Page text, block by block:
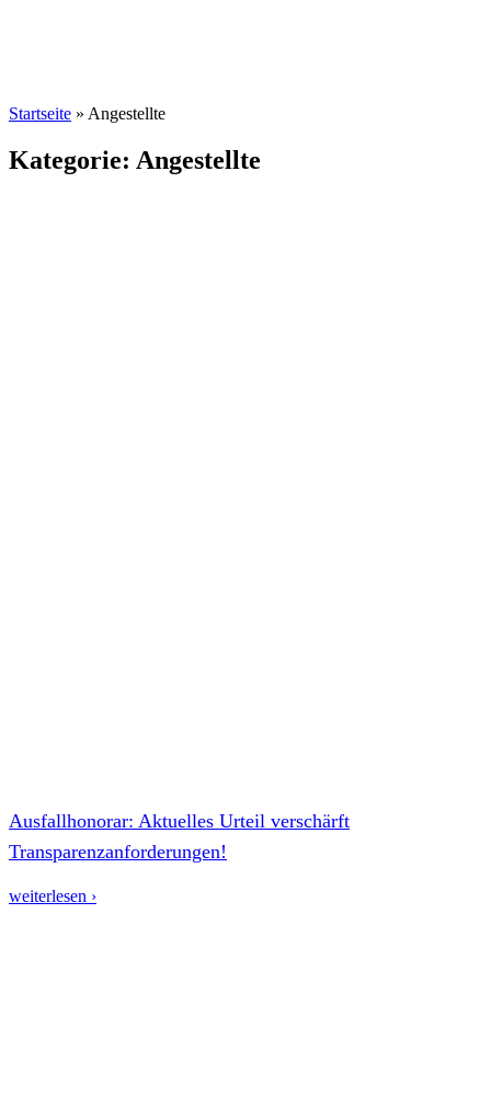
Startseite » Angestellte
Kategorie: Angestellte
Ausfallhonorar: Aktuelles Urteil verschärft
Transparenzanforderungen!
weiterlesen ›